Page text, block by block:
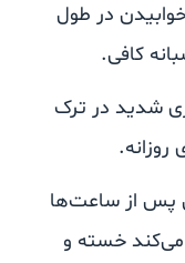
در طول
کافی.
شدید در ترک
از ساعت‌ها
خسته و